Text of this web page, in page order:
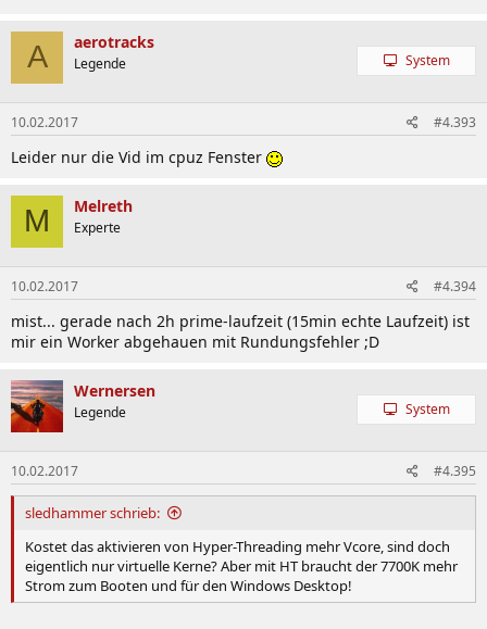
A aerotracks
Legende System
10.02.2017 #4.393
Leider nur die Vid im cpuz Fenster
M Melreth
Experte
10.02.2017 #4.394
mist... gerade nach 2h prime-laufzeit (15min echte Laufzeit) ist
mir ein Worker abgehauen mit Rundungsfehler ;D
Wernersen
Legende System
10.02.2017 #4.395
sledhammer schrieb:
Kostet das aktivieren von Hyper-Threading mehr Vcore, sind doch
eigentlich nur virtuelle Kerne? Aber mit HT braucht der 7700K mehr
Strom zum Booten und für den Windows Desktop!